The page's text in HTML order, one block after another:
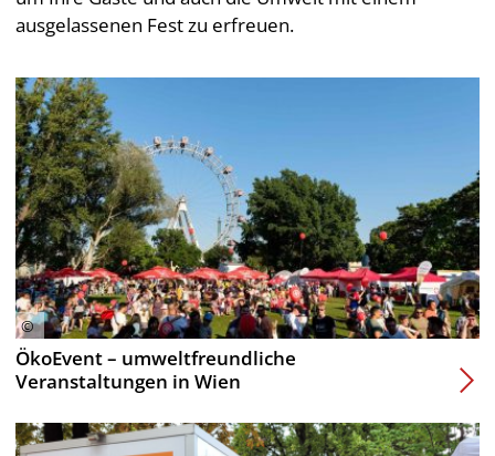
ausgelassenen Fest zu erfreuen.
ÖkoEvent – umweltfreundliche
Veranstaltungen in Wien